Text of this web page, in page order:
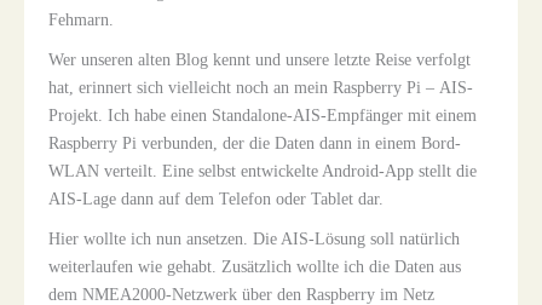
Fehmarn.
Wer unseren alten Blog kennt und unsere letzte Reise verfolgt
hat, erinnert sich vielleicht noch an mein Raspberry Pi – AIS-
Projekt. Ich habe einen Standalone-AIS-Empfänger mit einem
Raspberry Pi verbunden, der die Daten dann in einem Bord-
WLAN verteilt. Eine selbst entwickelte Android-App stellt die
AIS-Lage dann auf dem Telefon oder Tablet dar.
Hier wollte ich nun ansetzen. Die AIS-Lösung soll natürlich
weiterlaufen wie gehabt. Zusätzlich wollte ich die Daten aus
dem NMEA2000-Netzwerk über den Raspberry im Netz